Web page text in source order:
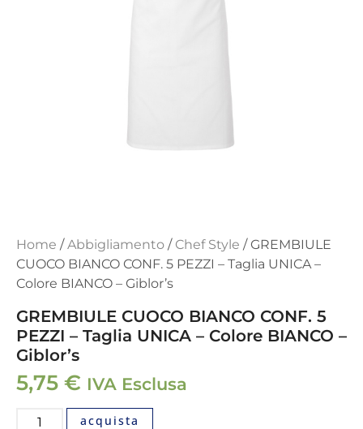
Home /Abbigliamento / Chef Style / GREMBIULE
CUOCO BIANCO CONF. 5 PEZZI – Taglia UNICA –
Colore BIANCO – Giblor’s
GREMBIULE CUOCO BIANCO CONF. 5
PEZZI – Taglia UNICA – Colore BIANCO –
Giblor’s
5,75 € IVA Esclusa
acquista